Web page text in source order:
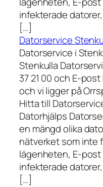
infekterade
[…]
Datorservice
Datorservice i
Stenkulla
37 21 00 och E-
och vi ligger på
Hitta till
Datorhjälps
en mängd olika
nätverket som inte
lägenheten, E-
infekterade
[…]